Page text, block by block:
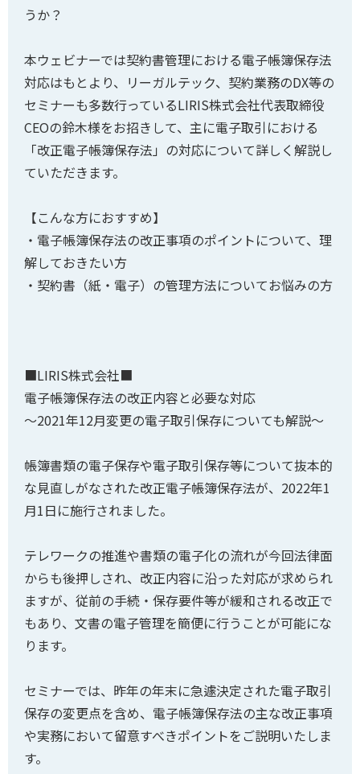
うか？
本ウェビナーでは契約書管理における電子帳簿保存法
対応はもとより、リーガルテック、契約業務のDX等の
セミナーも多数行っているLIRIS株式会社代表取締役
CEOの鈴木様をお招きして、主に電子取引における
「改正電子帳簿保存法」の対応について詳しく解説し
ていただきます。
【こんな方におすすめ】
・電子帳簿保存法の改正事項のポイントについて、理
解しておきたい方
・契約書（紙・電子）の管理方法についてお悩みの方
■LIRIS株式会社■
電子帳簿保存法の改正内容と必要な対応
〜2021年12月変更の電子取引保存についても解説〜
帳簿書類の電子保存や電子取引保存等について抜本的
な見直しがなされた改正電子帳簿保存法が、2022年1
月1日に施行されました。
テレワークの推進や書類の電子化の流れが今回法律面
からも後押しされ、改正内容に沿った対応が求められ
ますが、従前の手続・保存要件等が緩和される改正で
もあり、文書の電子管理を簡便に行うことが可能にな
ります。
セミナーでは、昨年の年末に急遽決定された電子取引
保存の変更点を含め、電子帳簿保存法の主な改正事項
や実務において留意すべきポイントをご説明いたしま
す。